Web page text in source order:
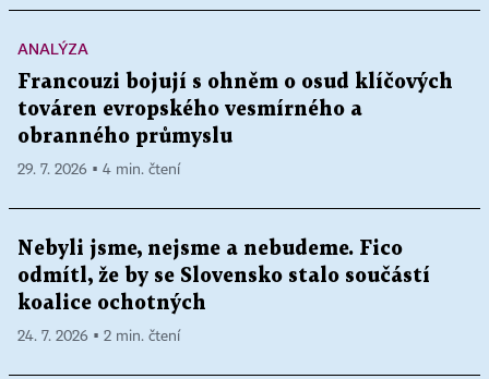
ANALÝZA
Francouzi bojují s ohněm o osud klíčových
továren evropského vesmírného a
obranného průmyslu
29. 7. 2026 ▪ 4 min. čtení
Nebyli jsme, nejsme a nebudeme. Fico
odmítl, že by se Slovensko stalo součástí
koalice ochotných
24. 7. 2026 ▪ 2 min. čtení